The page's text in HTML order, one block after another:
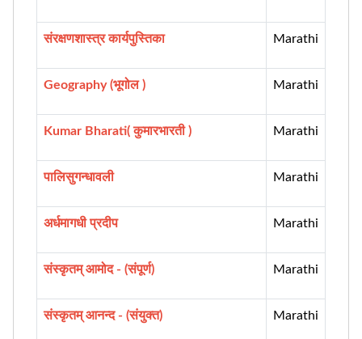
संरक्षणशास्त्र कार्यपुस्तिका Marathi
Geography (भूगोल ) Marathi
Kumar Bharati( कुमारभारती ) Marathi
पालिसुगन्धावली Marathi
अर्धमागधी प्रदीप Marathi
संस्कृतम् आमोद - (संपूर्ण) Marathi
संस्कृतम् आनन्द - (संयुक्त) Marathi